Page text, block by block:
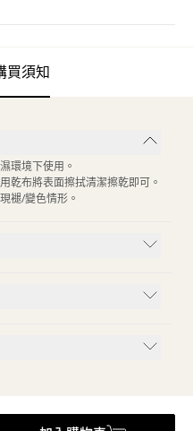
買須知
環境下使用。
乾布將表面擦拭清潔擦乾即可。
褪/變色情形。